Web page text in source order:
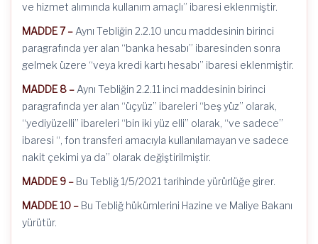
ve hizmet alımında kullanım amaçlı” ibaresi eklenmiştir.
MADDE 7 – Aynı Tebliğin 2.2.10 uncu maddesinin birinci
paragrafında yer alan “banka hesabı” ibaresinden sonra
gelmek üzere “veya kredi kartı hesabı” ibaresi eklenmiştir.
MADDE 8 – Aynı Tebliğin 2.2.11 inci maddesinin birinci
paragrafında yer alan “üçyüz” ibareleri “beş yüz” olarak,
“yediyüzelli” ibareleri “bin iki yüz elli” olarak, “ve sadece”
ibaresi “, fon transferi amacıyla kullanılamayan ve sadece
nakit çekimi ya da” olarak değiştirilmiştir.
MADDE 9 – Bu Tebliğ 1/5/2021 tarihinde yürürlüğe girer.
MADDE 10 – Bu Tebliğ hükümlerini Hazine ve Maliye Bakanı
yürütür.